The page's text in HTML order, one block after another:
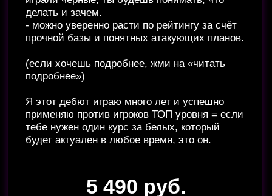
Индивидуальный предприниматель
Публичная оферта